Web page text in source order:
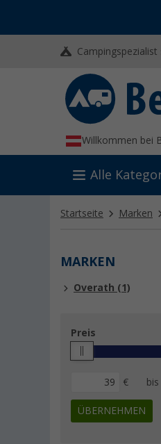
Campingspezialist
Willkommen bei
Alle
Startseite Marken
MARKEN
Overath (1)
Preis
€ bis
ÜBERNEHMEN